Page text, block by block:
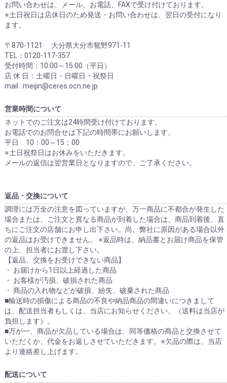
お問い合わせは、メール、お電話、FAXで受け付けております。
※土日祝日は店休日のため発送・お問い合わせは、翌日の受付になり
ます。
〒870-1121 大分県大分市鴛野971-11
TEL：0120-117-357
受付時間：10:00～15:00（平日）
店 休 日：土曜日・日曜日・祝祭日
mail : meijin@ceres.ocn.ne.jp
営業時間について
ネットでのご注文は24時間受け付けております。
お電話でのお問合せは下記の時間帯にお願いします。
平日 10：00～15：00
※土日祝祭日はお休みをいただきます。
メールの返信は翌営業日となりますので、ご了承ください。
返品・交換について
調理には万全の注意を図っていますが、万一商品に不都合が発生した
場合または、ご注文と異なる商品が到着した場合は、商品到着後、直
ちにご注文の店舗にお申し出下さい。尚、弊社に原因がある場合以外
の返品はお受けできません。 ※返品時は、納品書とお届け商品を保管
の上、担当者にお渡し下さい。
【返品、交換をお受けできない商品】
・ お届けから1日以上経過した商品
・ お客様が汚損、破損された商品
・ 商品の入れ物などが破損、紛失、破棄された商品
■輸送時の損傷による商品の不良や納品商品の間違いにつきまして
は、配送担当者もしくは、当店にお知らせください。（送料は当店が
負担します）。
■万が一、商品が欠品している場合は、同等価格の商品と交換させて
いただくか、代金をお返しさせていただきます。※欠品の際は、当店
より連絡差し上げます。
配送について